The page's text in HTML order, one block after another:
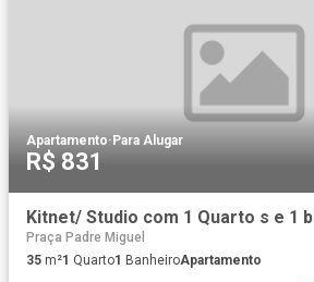
Apartamento·Para Alugar
R$ 831
Praça Padre Miguel
35 m²1 Quarto1 BanheiroApartamento